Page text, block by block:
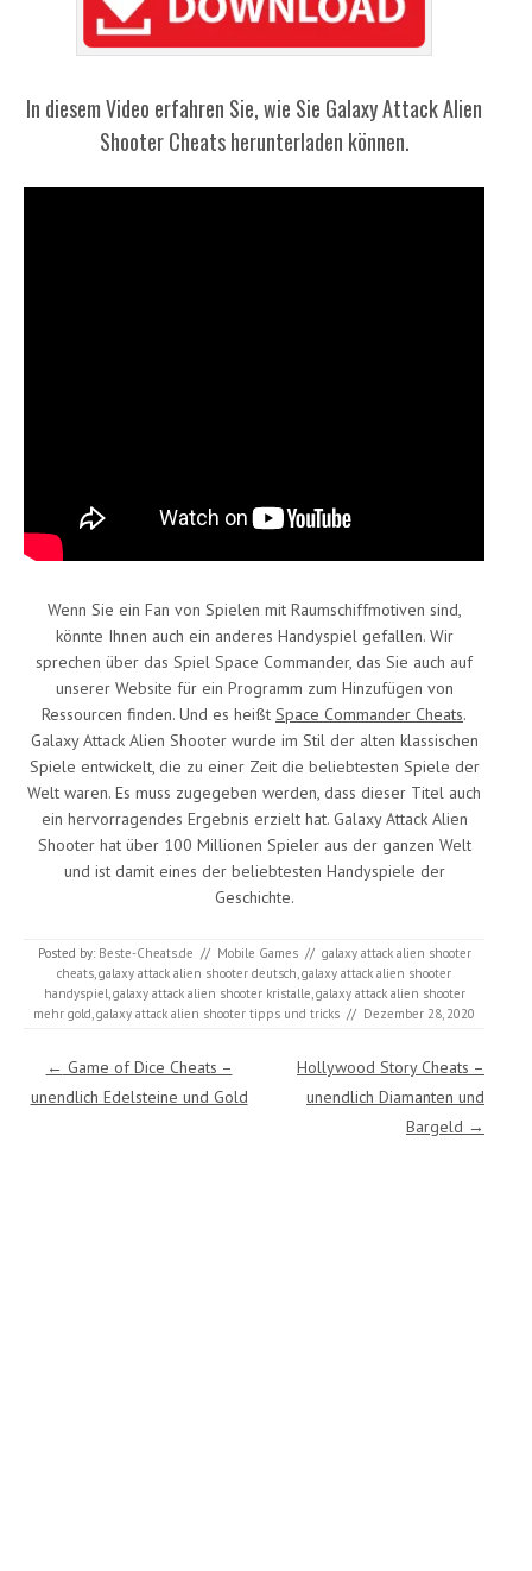
In diesem Video erfahren Sie, wie Sie Galaxy Attack Alien
Shooter Cheats herunterladen können.
Wenn Sie ein Fan von Spielen mit Raumschiffmotiven sind,
könnte Ihnen auch ein anderes Handyspiel gefallen. Wir
sprechen über das Spiel Space Commander, das Sie auch auf
unserer Website für ein Programm zum Hinzufügen von
Ressourcen finden. Und es heißt Space Commander Cheats.
Galaxy Attack Alien Shooter wurde im Stil der alten klassischen
Spiele entwickelt, die zu einer Zeit die beliebtesten Spiele der
Welt waren. Es muss zugegeben werden, dass dieser Titel auch
ein hervorragendes Ergebnis erzielt hat. Galaxy Attack Alien
Shooter hat über 100 Millionen Spieler aus der ganzen Welt
und ist damit eines der beliebtesten Handyspiele der
Geschichte.
Posted by: Beste-Cheats.de // Mobile Games // galaxy attack alien shooter
cheats galaxy attack alien shooter deutsch galaxy attack alien shooter
handyspiel galaxy attack alien shooter kristalle galaxy attack alien shooter
mehr gold galaxy attack alien shooter tipps und tricks // Dezember 28, 2020
Post navigation
← Game of Dice Cheats –
unendlich Edelsteine und Gold
Hollywood Story Cheats –
unendlich Diamanten und
Bargeld →